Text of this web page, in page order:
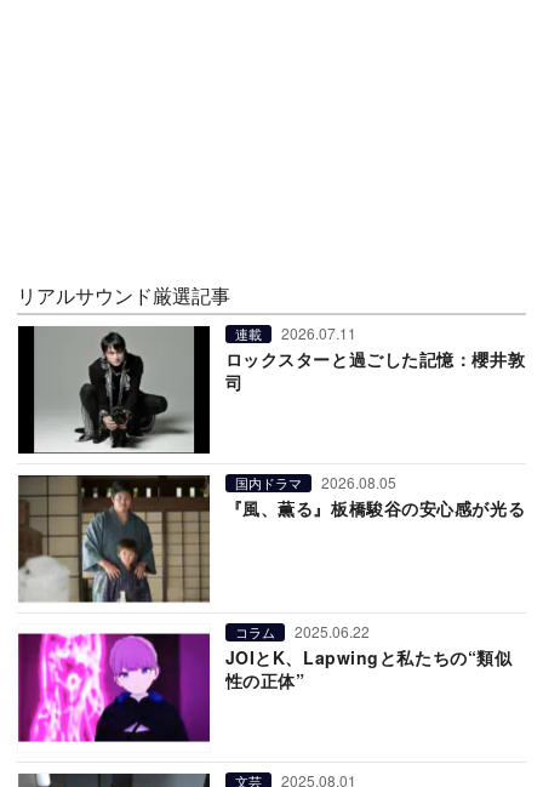
リアルサウンド厳選記事
連載 2026.07.11
ロックスターと過ごした記憶：櫻井敦
司
国内ドラマ 2026.08.05
『風、薫る』板橋駿谷の安心感が光る
コラム 2025.06.22
JOIとK、Lapwingと私たちの“類似
性の正体”
文芸 2025.08.01